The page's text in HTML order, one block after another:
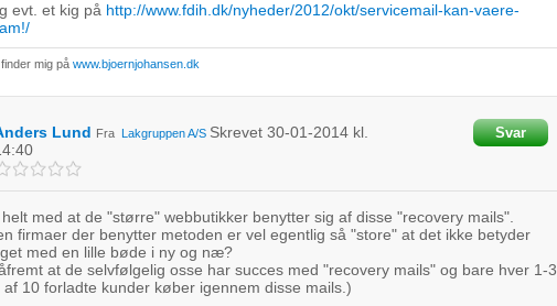
evt. et kig på http://www.fdih.dk/nyheder/2012/okt/servicemail-kan-vaere-
mig på www.bjoernjohansen.dk
Lund Fra Lakgruppen A/S Skrevet 30-01-2014kl.
Svar
helt med at de "større" webbutikker benytter sig af disse "recovery mails".
firmaer der benytter metoden er vel egentlig så "store" at det ikke betyder
med en lille bøde i ny og næ?
at de selvfølgelig osse har succes med "recovery mails" og bare hver 1-3
af 10 forladte kunder køber igennem disse mails.)
oplysninger